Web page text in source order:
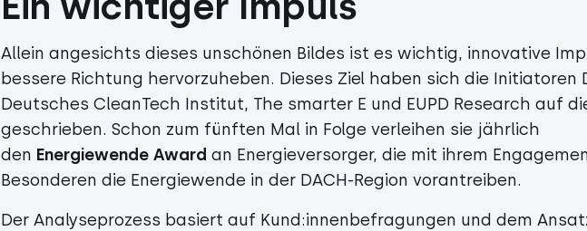
Allein angesichts dieses unschönen Bildes ist es wichtig, innovative
bessere Richtung hervorzuheben. Dieses Ziel haben sich die Initiatoren
Deutsches CleanTech Institut, The smarter E und EUPD Research auf
geschrieben. Schon zum fünften Mal in Folge verleihen sie jährlich
den Energiewende Award an Energieversorger, die mit ihrem
Besonderen die Energiewende in der DACH-Region vorantreiben.
Der Analyseprozess basiert auf Kund:innenbefragungen und dem